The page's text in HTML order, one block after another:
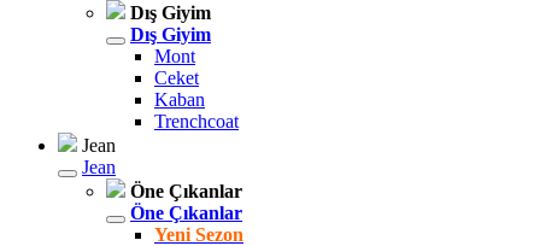
Dış Giyim
Dış Giyim
Mont
Ceket
Kaban
Trenchcoat
Jean
Jean
Öne Çıkanlar
Öne Çıkanlar
Yeni Sezon